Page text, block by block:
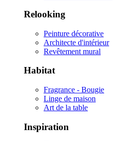
Relooking
Peinture décorative
Architecte d'intérieur
Revêtement mural
Habitat
Fragrance - Bougie
Linge de maison
Art de la table
Inspiration